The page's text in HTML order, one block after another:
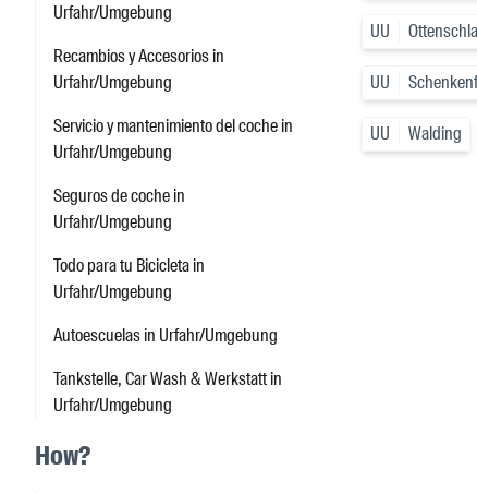
Urfahr/Umgebung
Recambios y Accesorios in
Urfahr/Umgebung
Servicio y mantenimiento del coche in
Urfahr/Umgebung
Seguros de coche in
Urfahr/Umgebung
Todo para tu Bicicleta in
Urfahr/Umgebung
Autoescuelas in Urfahr/Umgebung
Tankstelle, Car Wash & Werkstatt in
Urfahr/Umgebung
How?
UU
UU
UU Walding